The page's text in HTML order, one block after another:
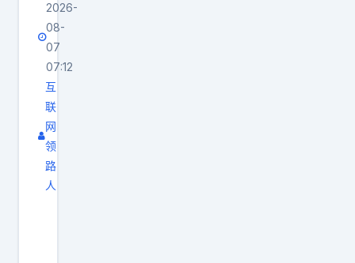
门
即
满
的
智
驾
，
追
庭
日
常
通
勤
。
8
2026-
08-
07
07:12
互
联
网
领
路
人